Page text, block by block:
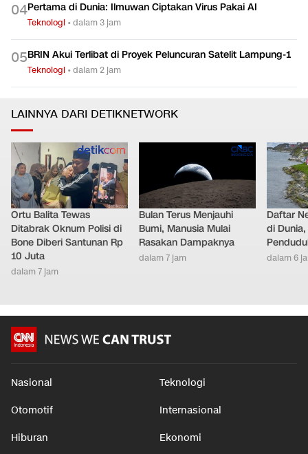
04Pertama di Dunia: Ilmuwan Ciptakan Virus Pakai AI
Teknologi •dalam 3 jam
05BRIN Akui Terlibat di Proyek Peluncuran Satelit Lampung-1
Teknologi •dalam 2 jam
LAINNYA DARI DETIKNETWORK
Ortu Balita Tewas
Ditabrak Oknum Polisi di
Bone Diberi Santunan Rp
10 Juta
dalam 7 jam
Bulan Terus Menjauhi
Bumi, Manusia Mulai
Rasakan Dampaknya
dalam 7 jam
Daftar
di
dalam 6
Nasional Teknologi
Otomotif Internasional
Hiburan Ekonomi